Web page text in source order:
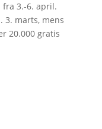
fra 3.-6. april.
3. marts, mens
20.000 gratis